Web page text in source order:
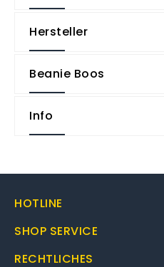
Hersteller
Beanie Boos
Info
HOTLINE
SHOP SERVICE
RECHTLICHES